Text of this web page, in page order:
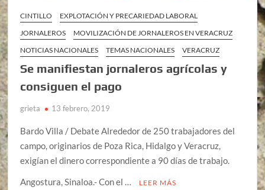
CINTILLO
EXPLOTACIÓN Y PRECARIEDAD LABORAL
JORNALEROS
MOVILIZACIÓN DE JORNALEROS EN VERACRUZ
NOTICIAS NACIONALES
TEMAS NACIONALES VERACRUZ
Se manifiestan jornaleros agrícolas y
consiguen el pago
grieta 13 febrero, 2019
Bardo Villa / Debate Alrededor de 250 trabajadores del
campo, originarios de Poza Rica, Hidalgo y Veracruz,
exigían el dinero correspondiente a 90 días de trabajo.
Angostura, Sinaloa.- Con el …
LEER MÁS